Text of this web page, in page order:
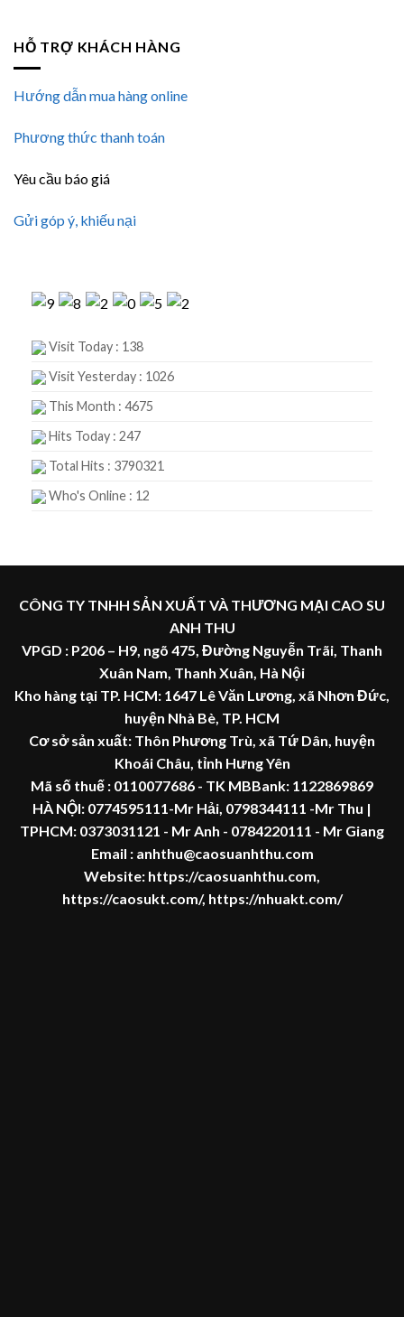
HỖ TRỢ KHÁCH HÀNG
Hướng dẫn mua hàng online
Phương thức thanh toán
Yêu cầu báo giá
Gửi góp ý, khiếu nại
Visit Today : 138
Visit Yesterday : 1026
This Month : 4675
Hits Today : 247
Total Hits : 3790321
Who's Online : 12
CÔNG TY TNHH SẢN XUẤT VÀ THƯƠNG MẠI CAO SU
ANH THU
VPGD : P206 – H9, ngõ 475, Đường Nguyễn Trãi, Thanh
Xuân Nam, Thanh Xuân, Hà Nội
Kho hàng tại TP. HCM: 1647 Lê Văn Lương, xã Nhơn Đức,
huyện Nhà Bè, TP. HCM
Cơ sở sản xuất: Thôn Phương Trù, xã Tứ Dân, huyện
Khoái Châu, tỉnh Hưng Yên
Mã số thuế : 0110077686 - TK MBBank: 1122869869
HÀ NỘI: 0774595111-Mr Hải, 0798344111 -Mr Thu |
TPHCM: 0373031121 - Mr Anh - 0784220111 - Mr Giang
Email : anhthu@caosuanhthu.com
Website: https://caosuanhthu.com,
https://caosukt.com/, https://nhuakt.com/